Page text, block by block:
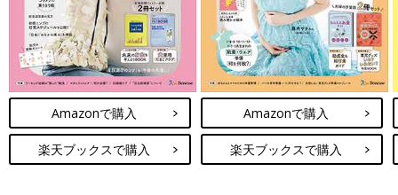
Amazonで購入
楽天ブックスで購入
Amazonで購入
楽天ブックスで購入